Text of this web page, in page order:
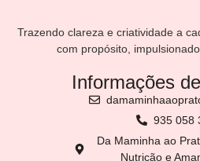
Trazendo clareza e criatividade a
com propósito,
Informações
935 058
Da Maminha ao
Nutrição e